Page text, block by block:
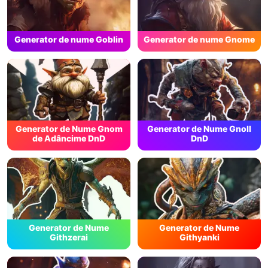
Generator de nume Goblin Generator de nume Gnome
Generator de Nume Gnom
de Adâncime DnD
Generator de Nume Gnoll
DnD
Generator de Nume
Githzerai
Generator de Nume
Githyanki